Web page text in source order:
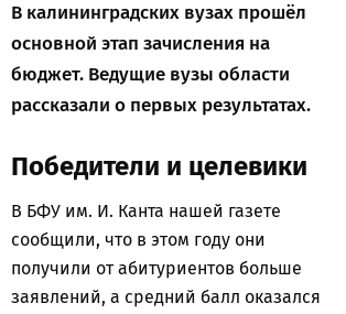
В калининградских вузах прошёл
основной этап зачисления на
бюджет. Ведущие вузы области
рассказали о первых результатах.
Победители и целевики
В БФУ им. И. Канта нашей газете
сообщили, что в этом году они
получили от абитуриентов больше
заявлений, а средний балл оказался